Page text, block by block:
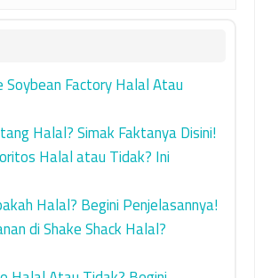
Soybean Factory Halal Atau
Halal? Simak Faktanya Disini!
Halal atau Tidak? Ini
Halal? Begini Penjelasannya!
di Shake Shack Halal?